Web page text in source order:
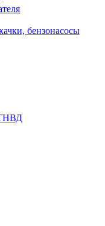
бензонасосы